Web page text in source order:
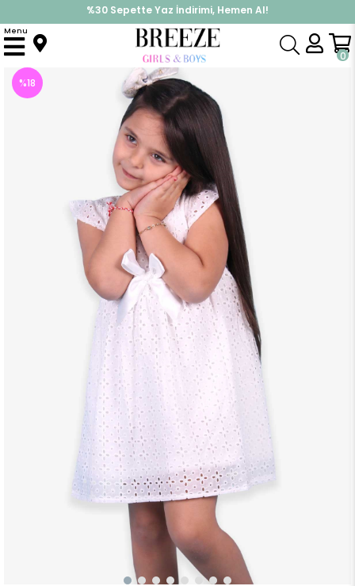
%30 Sepette Yaz İndirimi, Hemen Al!
İndirimlere ek %10 İndirimi Kap, Hemen Üye Ol!
0
Menu
Anasayfa Elbise Modelleri Yazlık Elbise Kız Çocuk Elbise Fisto Basic Fiyonklu Ekru (6 Yaş)
%18